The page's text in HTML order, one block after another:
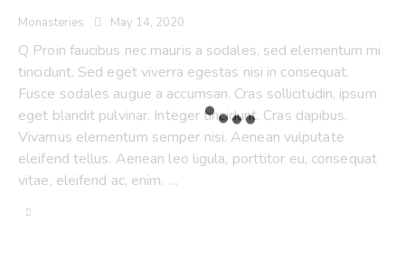
Monasteries May 14, 2020
Q Proin faucibus nec mauris a sodales, sed elementum mi
tincidunt. Sed eget viverra egestas nisi in consequat.
Fusce sodales augue a accumsan. Cras sollicitudin, ipsum
eget blandit pulvinar. Integer tincidunt. Cras dapibus.
Vivamus elementum semper nisi. Aenean vulputate
eleifend tellus. Aenean leo ligula, porttitor eu, consequat
vitae, eleifend ac, enim. …